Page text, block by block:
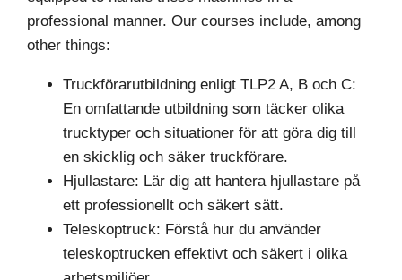
professional manner. Our courses include, among
other things:
Truckförarutbildning enligt TLP2 A, B och C:
En omfattande utbildning som täcker olika
trucktyper och situationer för att göra dig till
en skicklig och säker truckförare.
Hjullastare: Lär dig att hantera hjullastare på
ett professionellt och säkert sätt.
Teleskoptruck: Förstå hur du använder
teleskoptrucken effektivt och säkert i olika